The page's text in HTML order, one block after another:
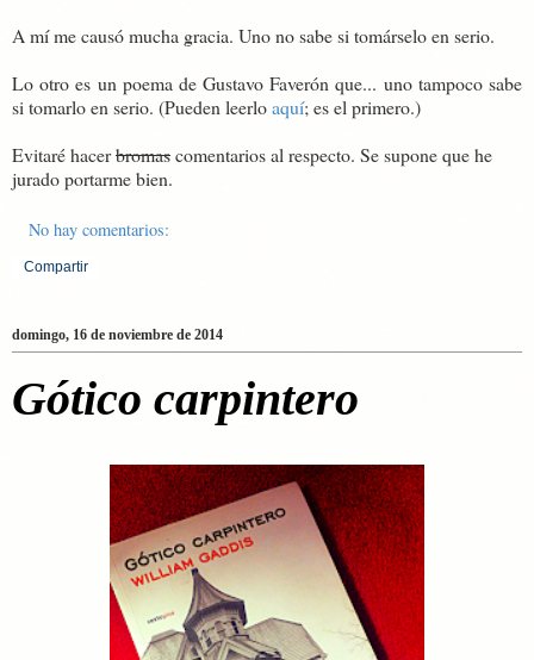
A mí me causó mucha gracia. Uno no sabe si tomárselo en serio.
Lo otro es un poema de Gustavo Faverón que... uno tampoco sabe
si tomarlo en serio. (Pueden leerloaquí; es el primero.)
Evitaré hacerbromascomentarios al respecto. Se supone que he
jurado portarme bien.
No hay comentarios:
Compartir
domingo, 16 de noviembre de 2014
Gótico carpintero